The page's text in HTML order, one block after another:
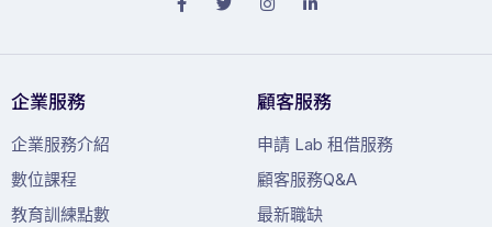
企業服務
企業服務介紹
數位課程
教育訓練點數
顧客服務
申請 Lab 租借服務
顧客服務Q&A
最新職缺